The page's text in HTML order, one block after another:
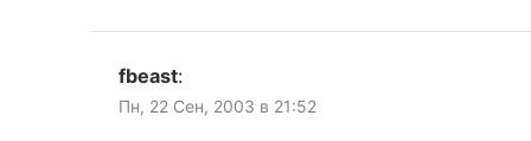
fbeast:
Пн, 22 Сен, 2003 в 21:52